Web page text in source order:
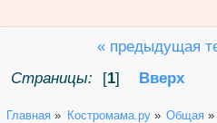
« предыдущая
Страницы:
[1] Вверх
Главная » Костромама.ру» Общая »